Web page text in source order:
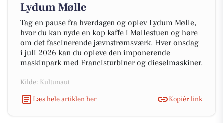
Lydum Mølle
Tag en pause fra hverdagen og oplev Lydum Mølle,
hvor du kan nyde en kop kaffe i Møllestuen og høre
om det fascinerende jævnstrømsværk. Hver onsdag
i juli 2026 kan du opleve den imponerende
maskinpark med Francisturbiner og dieselmaskiner.
Kilde: Kultunaut
Læs hele artiklen her
Kopiér link